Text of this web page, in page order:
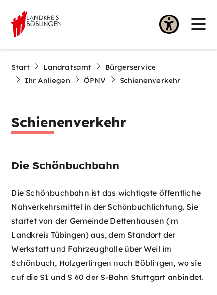
Start Landratsamt
Bürgerservice
Ihr Anliegen
ÖPNV Schienenverkehr
Schienenverkehr
Die Schönbuchbahn
Die Schönbuchbahn ist das wichtigste öffentliche
Nahverkehrsmittel in der Schönbuchlichtung. Sie
startet von der Gemeinde Dettenhausen (im
Landkreis Tübingen) aus, dem Standort der
Werkstatt und Fahrzeughalle über Weil im
Schönbuch, Holzgerlingen nach Böblingen, wo sie
auf die S1 und S 60 der S-Bahn Stuttgart anbindet.